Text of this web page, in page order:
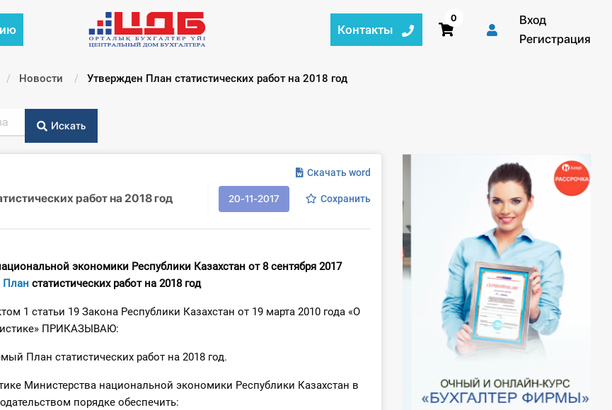
Контакты
0
Вход
Регистрация
Новости Текущий:
Утвержден План статистических работ на 2018 год
Искать
Скачать word
работ на 2018 год 20-11-2017 Сохранить
экономики Республики Казахстан от 8 сентября 2017
План статистических работ на 2018 год
1 статьи 19 Закона Республики Казахстан от 19 марта 2010 года «О
ПРИКАЗЫВАЮ:
План статистических работ на 2018 год.
Министерства национальной экономики Республики Казахстан в
порядке обеспечить: